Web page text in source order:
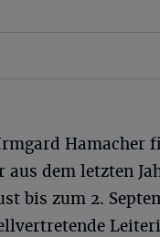
Hamacher
dem letzten
bis zum 2.